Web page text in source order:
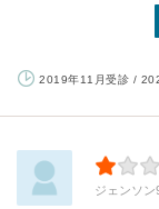
2019年11月受診 /
ジェンソン